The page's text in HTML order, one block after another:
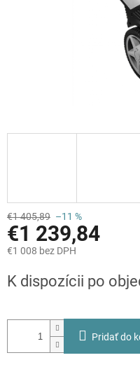
€1 405,89 –11 %
€1 239,84
€1 008 bez DPH
cena:
K dispozícii po
Pridať do